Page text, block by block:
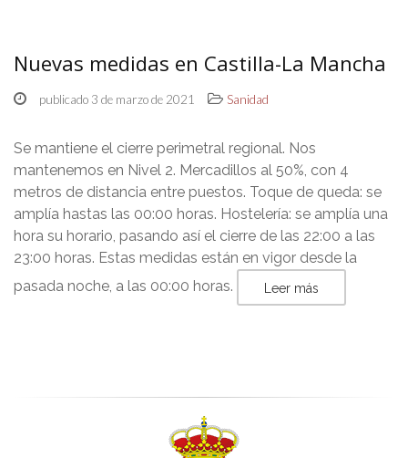
Nuevas medidas en Castilla-La Mancha
publicado 3 de marzo de 2021 Sanidad
Se mantiene el cierre perimetral regional. Nos
mantenemos en Nivel 2. Mercadillos al 50%, con 4
metros de distancia entre puestos. Toque de queda: se
amplía hastas las 00:00 horas. Hostelería: se amplía una
hora su horario, pasando así el cierre de las 22:00 a las
23:00 horas. Estas medidas están en vigor desde la
pasada noche, a las 00:00 horas.
Leer más